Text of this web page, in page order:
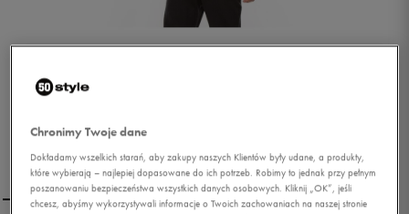
Chronimy Twoje dane
Dokładamy wszelkich starań, aby zakupy naszych Klientów były udane, a produkty,
które wybierają – najlepiej dopasowane do ich potrzeb. Robimy to jednak przy pełnym
poszanowaniu bezpieczeństwa wszystkich danych osobowych. Kliknij „OK”, jeśli
chcesz, abyśmy wykorzystywali informacje o Twoich zachowaniach na naszej stronie